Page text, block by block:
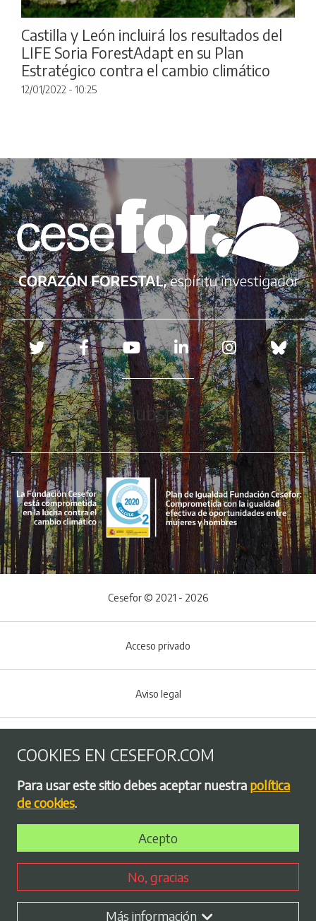
Castilla y León incluirá los resultados del
LIFE Soria ForestAdapt en su Plan
Estratégico contra el cambio climático
12/01/2022 - 10:25
Redes sociales
Hubspot
Menú del pie
Cesefor © 2021 - 2026
Acceso privado
Aviso legal
Política de privacidad
Bolsa de empleo
Perfil contratante
COOKIES EN CESEFOR.COM
Para usar este sitio debes aceptar nuestra política
de cookies.
Acepto
No, gracias
Más información